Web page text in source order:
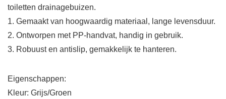
toiletten drainagebuizen.
1. Gemaakt van hoogwaardig materiaal, lange levensduur.
2. Ontworpen met PP-handvat, handig in gebruik.
3. Robuust en antislip, gemakkelijk te hanteren.
Eigenschappen:
Kleur: Grijs/Groen